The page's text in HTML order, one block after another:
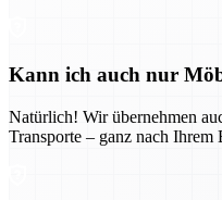
Kann ich auch nur
Natürlich! Wir übernehmen
Transporte – ganz nach Ihrem